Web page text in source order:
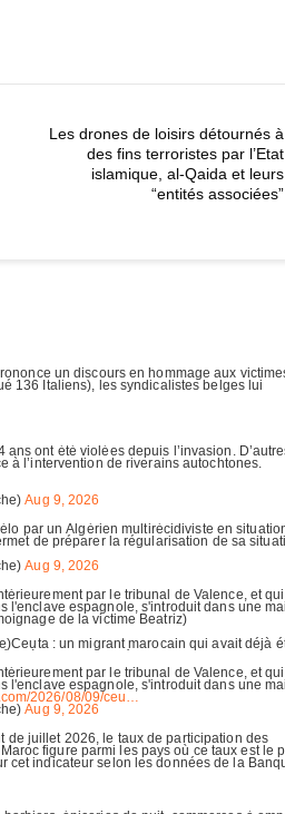
Les drones de loisirs détournés à
des fins terroristes par l’Etat
islamique, al-Qaida et leurs
“entités associées”